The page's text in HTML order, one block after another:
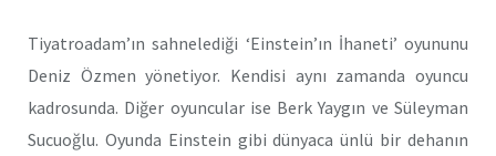
Tiyatroadam’ın sahnelediği ‘Einstein’ın İhaneti’ oyununu
Deniz Özmen yönetiyor. Kendisi aynı zamanda oyuncu
kadrosunda. Diğer oyuncular ise Berk Yaygın ve Süleyman
Sucuoğlu. Oyunda Einstein gibi dünyaca ünlü bir dehanın